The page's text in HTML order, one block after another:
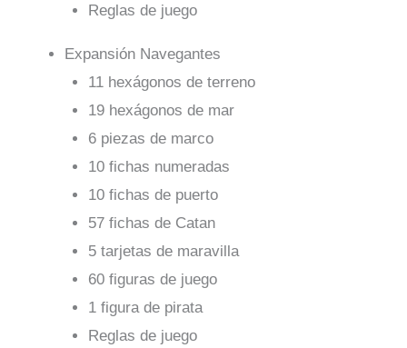
Reglas de juego
Expansión Navegantes
11 hexágonos de terreno
19 hexágonos de mar
6 piezas de marco
10 fichas numeradas
10 fichas de puerto
57 fichas de Catan
5 tarjetas de maravilla
60 figuras de juego
1 figura de pirata
Reglas de juego